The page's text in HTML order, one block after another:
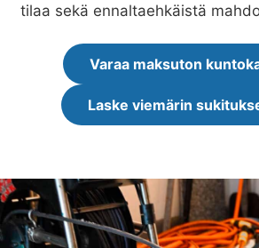
tilaa sekä ennaltaehkäistä
Varaa maksuton
Laske viemärin